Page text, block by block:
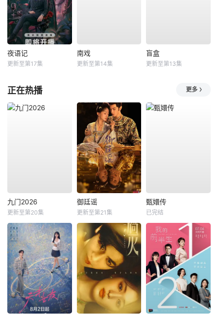
夜语记
更新至第17集
南戏
更新至第14集
盲盒
更新至第13集
正在热播 更多
九门2026
更新至第20集
御廷谣
更新至第21集
甄嬛传
已完结